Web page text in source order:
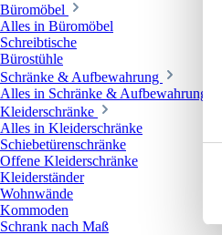
Büromöbel
Alles in Büromöbel
Schreibtische
Bürostühle
Schränke & Aufbewahrung
Alles in Schränke & Aufbewahrung
Kleiderschränke
Alles in Kleiderschränke
Schiebetürenschränke
Offene Kleiderschränke
Kleiderständer
Wohnwände
Kommoden
Schrank nach Maß